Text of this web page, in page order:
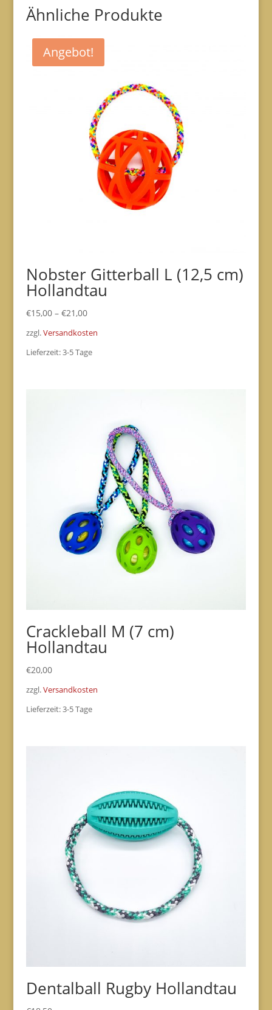
Ähnliche Produkte
Angebot!
Nobster Gitterball L (12,5 cm)
Hollandtau
€15,00– €21,00
zzgl.Versandkosten
Lieferzeit:3-5 Tage
Crackleball M (7 cm)
Hollandtau
€20,00
zzgl.Versandkosten
Lieferzeit:3-5 Tage
Dentalball Rugby Hollandtau